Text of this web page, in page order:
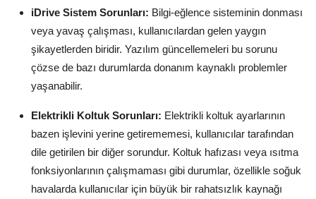
iDrive Sistem Sorunları: Bilgi-eğlence sisteminin donması
veya yavaş çalışması, kullanıcılardan gelen yaygın
şikayetlerden biridir. Yazılım güncellemeleri bu sorunu
çözse de bazı durumlarda donanım kaynaklı problemler
yaşanabilir.
Elektrikli Koltuk Sorunları: Elektrikli koltuk ayarlarının
bazen işlevini yerine getirememesi, kullanıcılar tarafından
dile getirilen bir diğer sorundur. Koltuk hafızası veya ısıtma
fonksiyonlarının çalışmaması gibi durumlar, özellikle soğuk
havalarda kullanıcılar için büyük bir rahatsızlık kaynağı